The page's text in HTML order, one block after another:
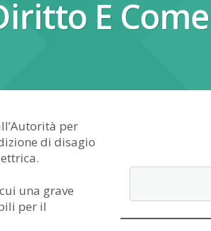
E
per
di disagio
una grave
per il